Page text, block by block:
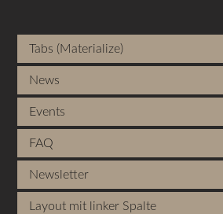
Tabs (Materialize)
News
Events
FAQ
Newsletter
Layout mit linker Spalte